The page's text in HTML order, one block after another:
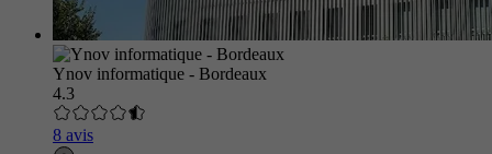
Ynov informatique - Bordeaux
4.3
8 avis